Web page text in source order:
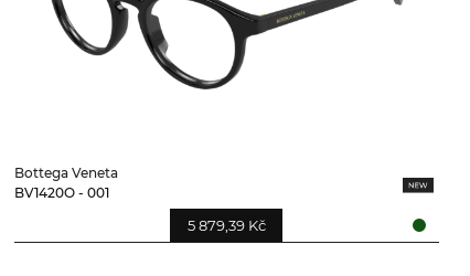
Bottega Veneta
BV1420O - 001
5 879,39 Kč